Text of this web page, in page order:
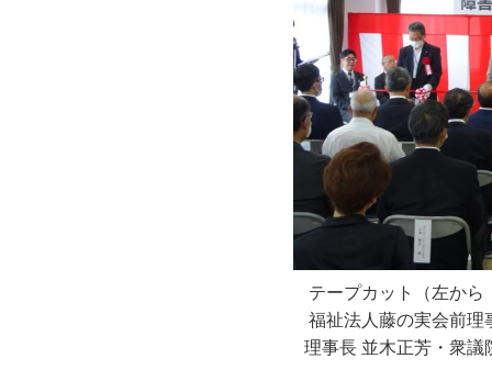
テープカット（左か
福祉法人藤の実会前理
理事長 並木正芳・衆議